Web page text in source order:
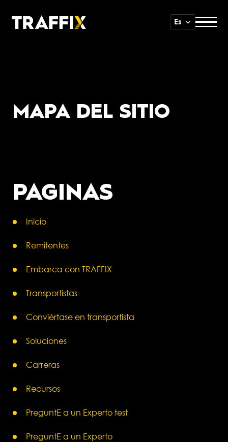
Es
MAPA DEL SITIO
PAGINAS
Inicio
Remitentes
Embarca con TRAFFIX
Transportistas
Conviértase en transportista
Soluciones
Carreras
Recursos
PreguntE a un Experto test
PreguntE a un Experto